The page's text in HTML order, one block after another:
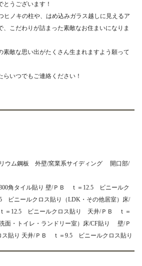
とうございます！
ヒノキの柱や、はめ込みガラス越しに見えるア
、こだわりが詰まった素敵なお住まいになりま
素敵な思い出がたくさん生まれますよう願って
いつでもご連絡ください！
リウム鋼板 外壁/窯業系サイディング 開口部/
300角タイル貼り 壁/ＰＢ ｔ＝12.5 ビニールク
ビニールクロス貼り（LDK・その他居室）床/
＝12.5 ビニールクロス貼り 天井/ＰＢ ｔ＝
面・トイレ・ランドリー室）床/CF貼り 壁/Ｐ
貼り 天井/ＰＢ ｔ＝9.5 ビニールクロス貼り